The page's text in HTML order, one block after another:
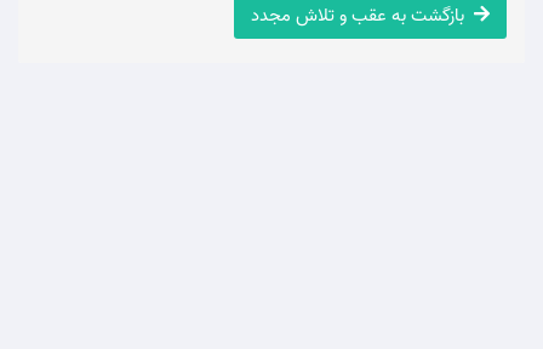
بازگشت به عقب و تلاش مجدد